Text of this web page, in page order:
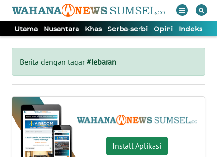
Utama Nusantara Khas Serba-serbi Opini Indeks
Berita dengan tagar#lebaran
Install Aplikasi
Tutup
UTAMA
NUSANTARA
KHAS